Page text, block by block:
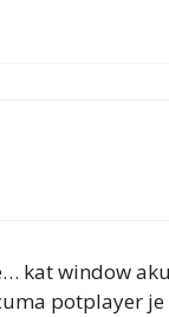
kat window
potplayer